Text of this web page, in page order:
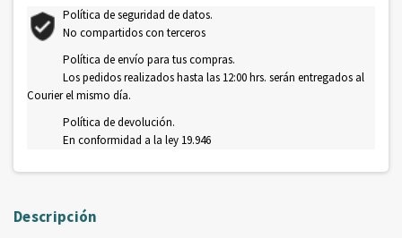
Política de seguridad de datos.
No compartidos con terceros
Política de envío para tus compras.
Los pedidos realizados hasta las 12:00 hrs. serán entregados al
Courier el mismo día.
Política de devolución.
En conformidad a la ley 19.946
Descripción